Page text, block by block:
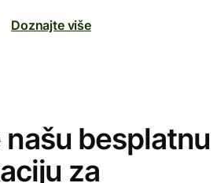
Doznajte više
besplatnu
za